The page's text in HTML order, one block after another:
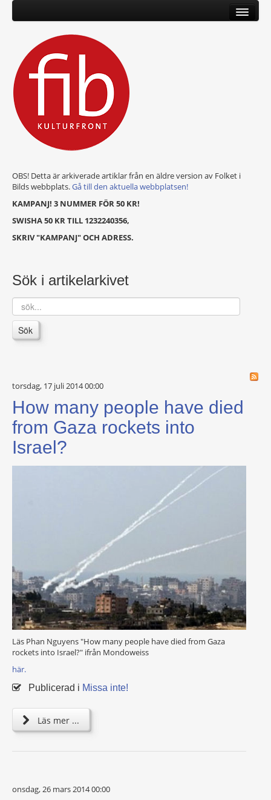
OBS! Detta är arkiverade artiklar från en äldre version av Folket i
Bilds webbplats.Gå till den aktuella webbplatsen!
KAMPANJ! 3 NUMMER FÖR 50 KR!
SWISHA 50 KR TILL 1232240356,
SKRIV "KAMPANJ" OCH ADRESS.
Sök i artikelarkivet
sök...
Sök
torsdag, 17 juli 2014 00:00
How many people have died
from Gaza rockets into
Israel?
Läs Phan Nguyens "How many people have died from Gaza
rockets into Israel?" ifrån Mondoweiss
här.
Publicerad i Missa inte!
Läs mer ...
onsdag, 26 mars 2014 00:00